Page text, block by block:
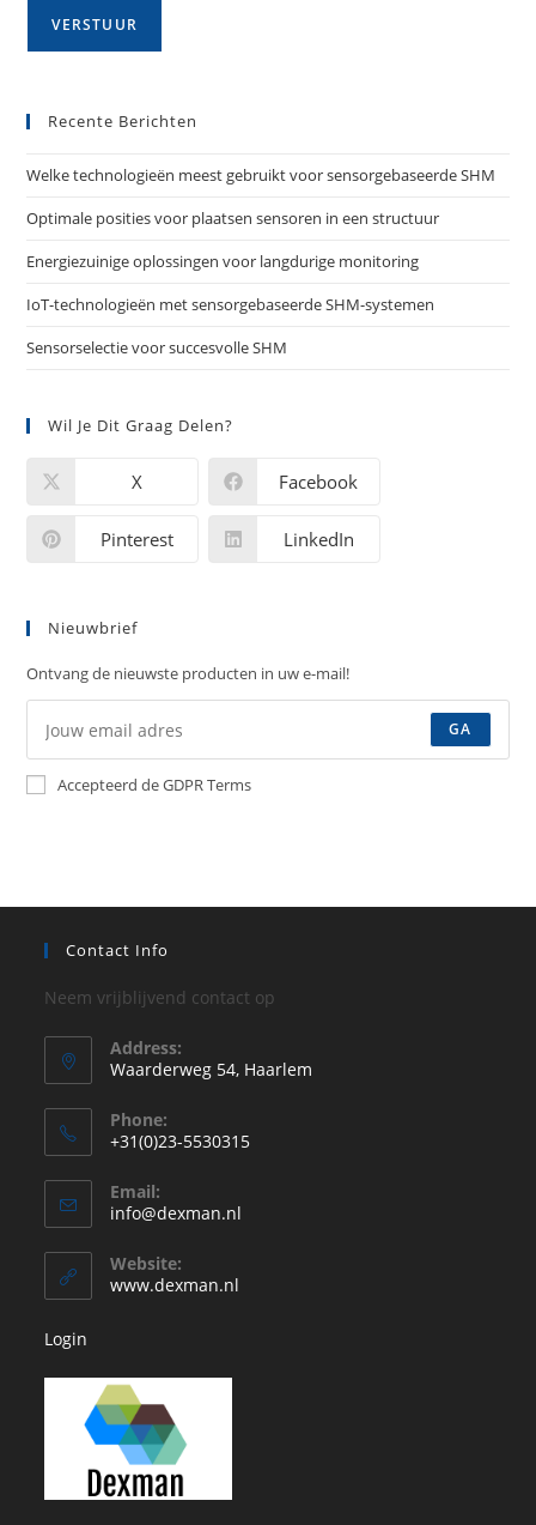
Recente Berichten
Welke technologieën meest gebruikt voor sensorgebaseerde SHM
Optimale posities voor plaatsen sensoren in een structuur
Energiezuinige oplossingen voor langdurige monitoring
IoT-technologieën met sensorgebaseerde SHM-systemen
Sensorselectie voor succesvolle SHM
Wil Je Dit Graag Delen?
X Facebook
Pinterest LinkedIn
Nieuwbrief
Ontvang de nieuwste producten in uw e-mail!
GA
Accepteerd de GDPR Terms
Contact Info
Neem vrijblijvend contact op
Address:
Waarderweg 54, Haarlem
Phone:
+31(0)23-5530315
in
je
toepassing
Email:
info@dexman.nl
Website:
www.dexman.nl
Login